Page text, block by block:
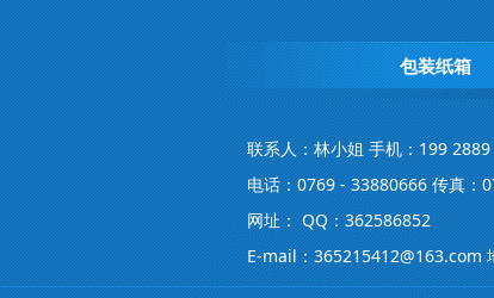
包装纸箱
联系人：林小姐 手机：199
电话：0769 - 33880666 传真：
网址： QQ：362586852
E-mail：365215412@163.com